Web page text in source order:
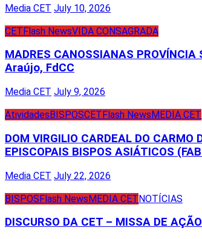
Media CET July 10, 2026
CETFlash NewsVIDA CONSAGRADA
MADRES CANOSSIANAS
Araújo, FdCC
Media CET July 9, 2026
AtividadesBISPOSCETFlash NewsMEDIA CET
DOM VIRGILIO CARDEAL DO CARMO
EPISCOPAIS BISPOS ASIÁTICOS
Media CET July 22, 2026
BISPOSFlash NewsMEDIA CETNOTÍCIAS
DISCURSO DA CET – MISSA DE